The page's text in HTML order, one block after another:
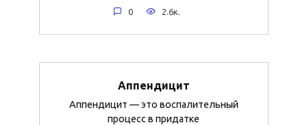
0 2.6к.
Аппендицит
Аппендицит — это воспалительный
процесс в придатке